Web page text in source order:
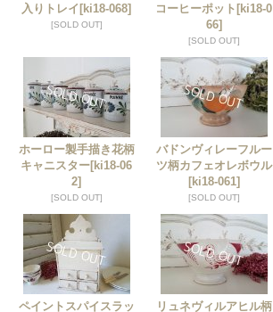
入りトレイ [ki18-068]
[SOLD OUT]
コーヒーポット [ki18-0
66]
[SOLD OUT]
ホーロー製手描き花柄
キャニスター[ki18-06
2]
[SOLD OUT]
バドンヴィレーフルー
ツ柄カフェオレボウル
[ki18-061]
[SOLD OUT]
ペイントスパイスラッ
リュネヴィルアヒル柄